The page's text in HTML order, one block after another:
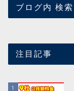
ブログ内 検索
注目記事